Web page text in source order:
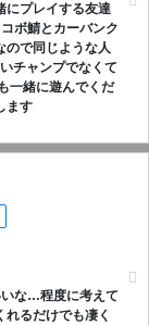
にプレイする友達
ボ鯖とカーバンク
ので同じような人
ます
な…程度に考えて
れるだけでも凄く